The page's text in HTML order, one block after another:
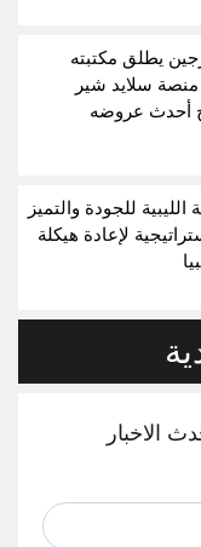
يطلق مكتبته
سلايد شير
أحدث عروضه
للجودة والتميز
لإعادة هيكلة
الاخبار